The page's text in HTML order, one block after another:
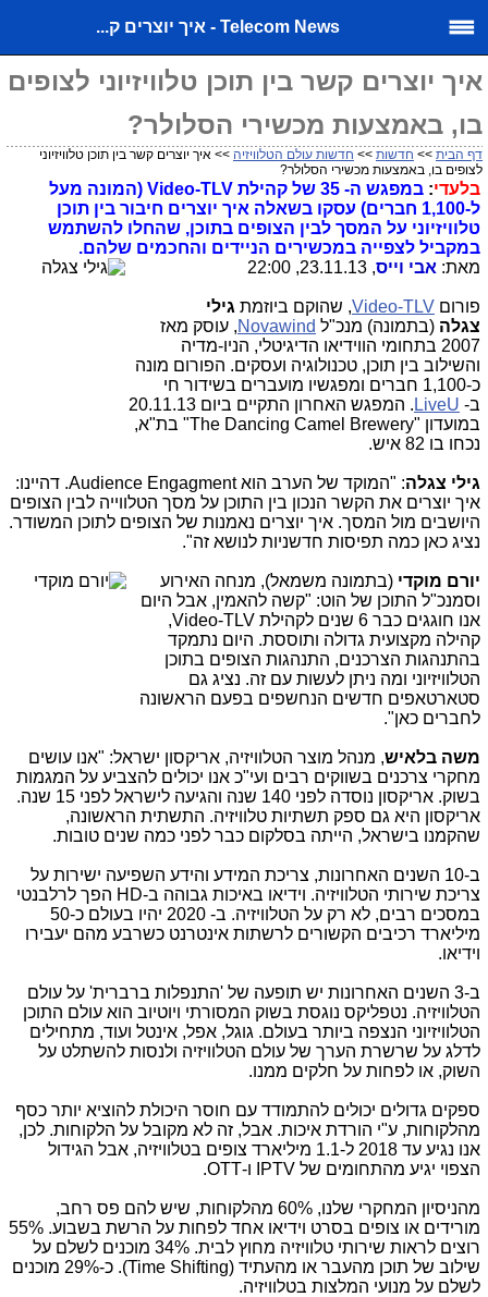
Telecom News - איך יוצרים ק...
איך יוצרים קשר בין תוכן טלוויזיוני לצופים
בו, באמצעות מכשירי הסלולר?
דף הבית >> חדשות >> חדשות עולם הטלוויזיה >> איך יוצרים קשר בין תוכן טלוויזיוני
לצופים בו, באמצעות מכשירי הסלולר?
בלעדי:
במפגש ה- 35 של קהילת Video-TLV (המונה מעל
ל-1,100 חברים) עסקו בשאלה איך יוצרים חיבור בין תוכן
טלוויזיוני על המסך לבין הצופים בתוכן, שהחלו להשתמש
במקביל לצפייה במכשירים הניידים והחכמים שלהם.
מאת: אבי וייס, 23.11.13, 22:00
פורום Video-TLV, שהוקם ביוזמת גילי
צגלה (בתמונה) מנכ"ל Novawind, עוסק מאז
2007 בתחומי הווידיאו הדיגיטלי, הניו-מדיה
והשילוב בין תוכן, טכנולוגיה ועסקים. הפורום מונה
כ-1,100 חברים ומפגשיו מועברים בשידור חי
ב- LiveU
. המפגש האחרון התקיים ביום 20.11.13
במועדון "The Dancing Camel Brewery" בת"א,
נכחו בו 82 איש.
גילי צגלה
: "המוקד של הערב הוא Audience Engagment. דהיינו:
איך יוצרים את הקשר הנכון בין התוכן על מסך הטלווייה לבין הצופים
היושבים מול המסך. איך יוצרים נאמנות של הצופים לתוכן המשודר.
נציג כאן כמה תפיסות חדשניות לנושא זה".
יורם מוקדי (בתמונה משמאל), מנחה האירוע
וסמנכ"ל התוכן של הוט: "קשה להאמין, אבל היום
אנו חוגגים כבר 6 שנים לקהילת Video-TLV,
קהילה מקצועית גדולה ותוססת. היום נתמקד
בהתנהגות הצרכנים, התנהגות הצופים בתוכן
הטלוויזיוני ומה ניתן לעשות עם זה. נציג גם
סטארטאפים חדשים הנחשפים בפעם הראשונה
לחברים כאן".
משה בלאיש, מנהל מוצר הטלוויזיה, אריקסון ישראל: "אנו עושים
מחקרי צרכנים בשווקים רבים ועי"כ אנו יכולים להצביע על המגמות
בשוק. אריקסון נוסדה לפני 140 שנה והגיעה לישראל לפני 15 שנה.
אריקסון היא גם ספק תשתיות טלוויזיה. התשתית הראשונה,
שהקמנו בישראל, הייתה בסלקום כבר לפני כמה שנים טובות.
ב-10 השנים האחרונות, צריכת המידע והידע השפיעה ישירות על
צריכת שירותי הטלוויזיה. וידיאו באיכות גבוהה ב-HD הפך לרלבנטי
במסכים רבים, לא רק על הטלוויזיה. ב- 2020 יהיו בעולם כ-50
מיליארד רכיבים הקשורים לרשתות אינטרנט כשרבע מהם יעבירו
וידיאו.
ב-3 השנים האחרונות יש תופעה של 'התנפלות ברברית' על עולם
הטלוויזיה. נטפליקס נוגסת בשוק המסורתי ויוטיוב הוא עולם התוכן
הטלוויזיוני הנצפה ביותר בעולם. גוגל, אפל, אינטל ועוד, מתחילים
לדלג על שרשרת הערך של עולם הטלוויזיה ולנסות להשתלט על
השוק, או לפחות על חלקים ממנו.
ספקים גדולים יכולים להתמודד עם חוסר היכולת להוציא יותר כסף
מהלקוחות, ע"י הורדת איכות. אבל, זה לא מקובל על הלקוחות. לכן,
אנו נגיע עד 2018 ל-1.1 מיליארד צופים בטלוויזיה, אבל הגידול
הצפוי יגיע מהתחומים של IPTV ו-OTT.
מהניסיון המחקרי שלנו, 60% מהלקוחות, שיש להם פס רחב,
מורידים או צופים בסרט וידיאו אחד לפחות על הרשת בשבוע. 55%
רוצים לראות שירותי טלוויזיה מחוץ לבית. 34% מוכנים לשלם על
שילוב של תוכן מהעבר או מהעתיד (Time Shifting). כ-29% מוכנים
לשלם על מנועי המלצות בטלוויזיה.